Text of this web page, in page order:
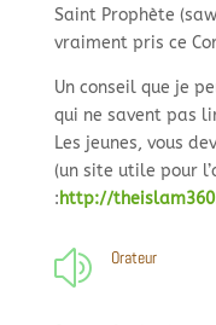
Saint Prophète
vraiment pris ce
Un conseil que je
qui ne savent pas
Les jeunes, vous
(un site utile pour
:http://
z Orateur